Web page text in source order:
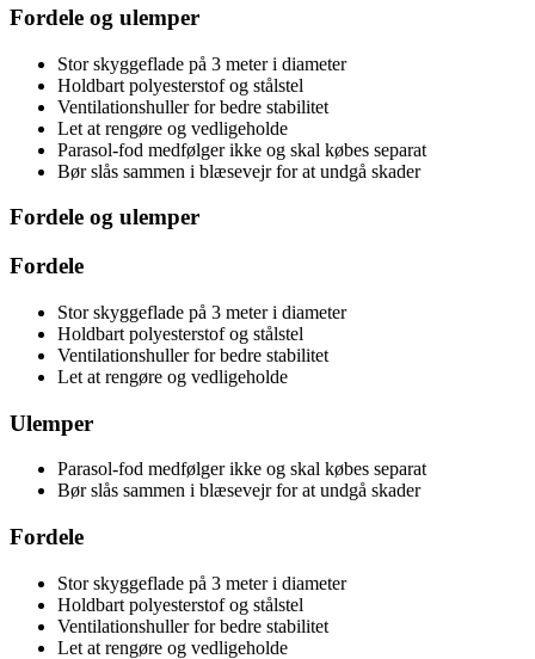
Fordele og ulemper
Stor skyggeflade på 3 meter i diameter
Holdbart polyesterstof og stålstel
Ventilationshuller for bedre stabilitet
Let at rengøre og vedligeholde
Parasol-fod medfølger ikke og skal købes separat
Bør slås sammen i blæsevejr for at undgå skader
Fordele og ulemper
Fordele
Stor skyggeflade på 3 meter i diameter
Holdbart polyesterstof og stålstel
Ventilationshuller for bedre stabilitet
Let at rengøre og vedligeholde
Ulemper
Parasol-fod medfølger ikke og skal købes separat
Bør slås sammen i blæsevejr for at undgå skader
Fordele
Stor skyggeflade på 3 meter i diameter
Holdbart polyesterstof og stålstel
Ventilationshuller for bedre stabilitet
Let at rengøre og vedligeholde